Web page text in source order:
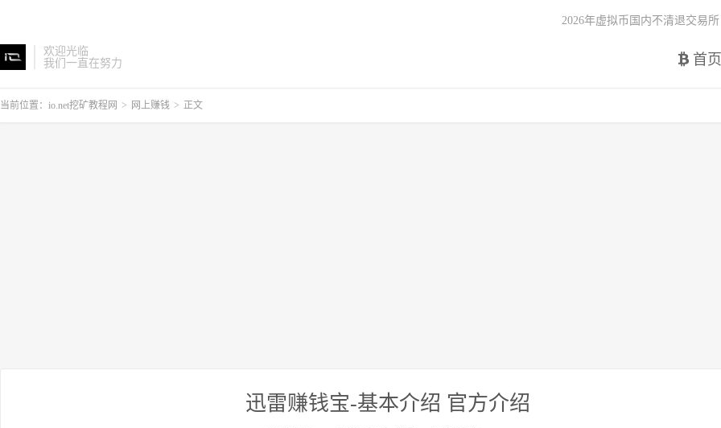
欢迎光临
我们一直在努力
首页
2026年虚拟币国内不清退交易所
当前位置： io.net挖矿教程网 > 网上赚钱 > 正文
迅雷赚钱宝-基本介绍 官方介绍